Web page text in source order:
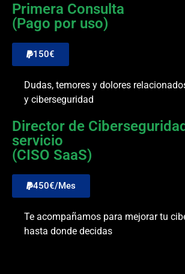
Primera Consulta
(Pago por uso)
150€
Dudas, temores y dolores
y ciberseguridad
Director de
servicio
(CISO SaaS)
450€/Mes
Te acompañamos para mejorar tu
hasta donde decidas